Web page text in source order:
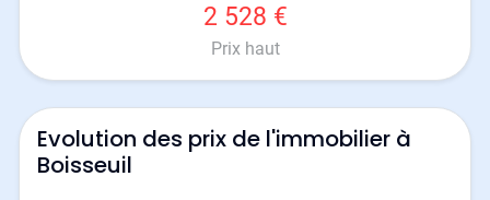
2 528 €
Prix haut
Evolution des prix de l'immobilier à
Boisseuil